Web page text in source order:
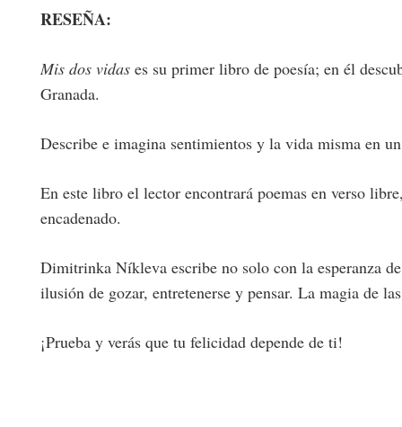
RESEÑA:
Mis dos vidas es su primer libro de poesía; en él
Granada.
Describe e imagina sentimientos y la vida misma en
En este libro el lector encontrará poemas en verso
encadenado.
Dimitrinka Níkleva escribe no solo con la esperanza
ilusión de gozar, entretenerse y pensar. La magia de
¡Prueba y verás que tu felicidad depende de ti!